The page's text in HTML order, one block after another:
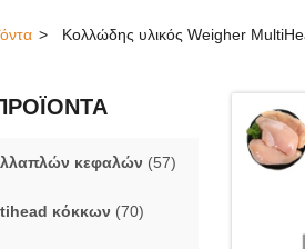
> Κολλώδης υλικός Weigher
κεφαλών (57)
κόκκων (70)